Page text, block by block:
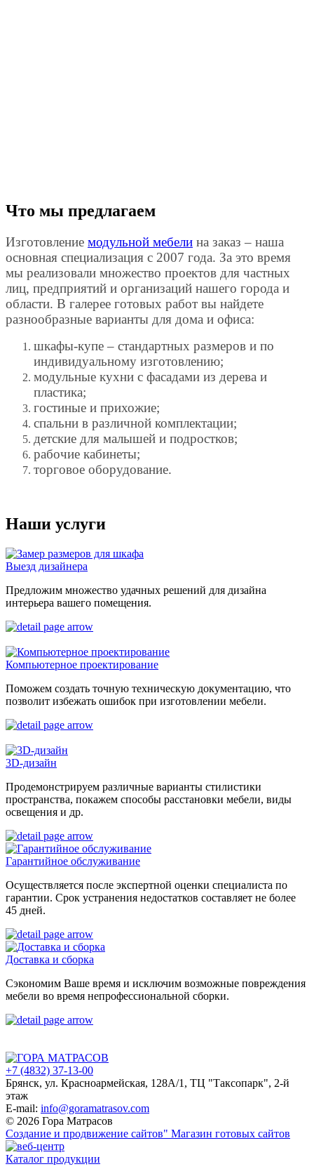
Что мы предлагаем
Изготовление модульной мебели на заказ – наша
основная специализация с 2007 года. За это время
мы реализовали множество проектов для частных
лиц, предприятий и организаций нашего города и
области. В галерее готовых работ вы найдете
разнообразные варианты для дома и офиса:
шкафы-купе – стандартных размеров и по
индивидуальному изготовлению;
модульные кухни с фасадами из дерева и
пластика;
гостиные и прихожие;
спальни в различной комплектации;
детские для малышей и подростков;
рабочие кабинеты;
торговое оборудование.
Наши услуги
Выезд дизайнера
Предложим множество удачных решений для дизайна
интерьера вашего помещения.
Компьютерное проектирование
Поможем создать точную техническую документацию, что
позволит избежать ошибок при изготовлении мебели.
3D-дизайн
Продемонстрируем различные варианты стилистики
пространства, покажем способы расстановки мебели, виды
освещения и др.
Гарантийное обслуживание
Осуществляется после экспертной оценки специалиста по
гарантии. Срок устранения недостатков составляет не более
45 дней.
Доставка и сборка
Сэкономим Ваше время и исключим возможные повреждения
мебели во время непрофессиональной сборки.
+7 (4832) 37-13-00
Брянск, ул. Красноармейская, 128А/1, ТЦ "Таксопарк", 2-й
этаж
E-mail: info@goramatrasov.com
© 2026 Гора Матрасов
Создание и продвижение сайтов" Магазин готовых сайтов
Каталог продукции